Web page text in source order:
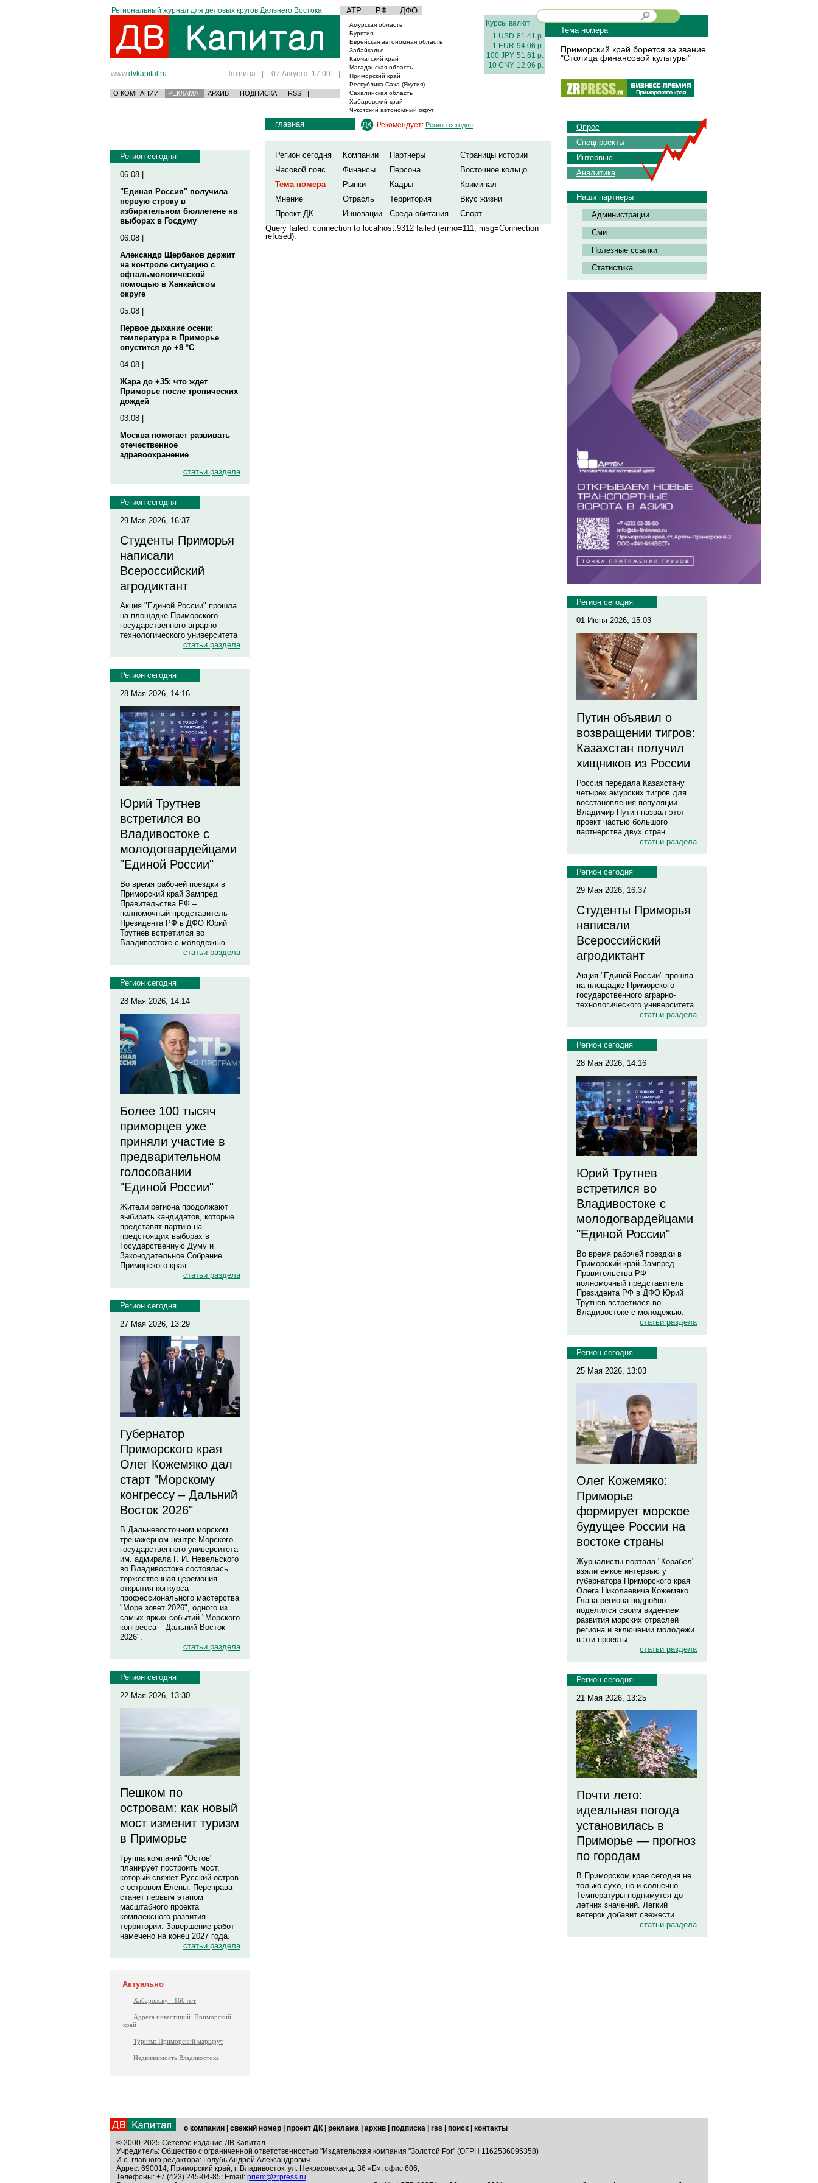
Региональный журнал для деловых кругов Дальнего Востока АТР РФ ДФО
www.dvkapital.ru Пятница | 07 Августа, 17:00 |
О КОМПАНИИ РЕКЛАМА АРХИВ | ПОДПИСКА | RSS |
Амурская область
Бурятия
Еврейская автономная область
Забайкалье
Камчатский край
Магаданская область
Приморский край
Республика Саха (Якутия)
Сахалинская область
Хабаровский край
Чукотский автономный округ
Курсы валют
1 USD 81.41 р.
1 EUR 94.06 р.
100 JPY 51.61 р.
10 CNY 12.06 р.
Тема номера
Приморский край борется за звание
"Столица финансовой культуры"
Регион сегодня
06.08 |
"Единая Россия" получила
первую строку в
избирательном бюллетене на
выборах в Госдуму
06.08 |
Александр Щербаков держит
на контроле ситуацию с
офтальмологической
помощью в Ханкайском
округе
05.08 |
Первое дыхание осени:
температура в Приморье
опустится до +8 °C
04.08 |
Жара до +35: что ждет
Приморье после тропических
дождей
03.08 |
Москва помогает развивать
отечественное
здравоохранение
статьи раздела
Регион сегодня
29 Мая 2026, 16:37
Студенты Приморья
написали
Всероссийский
агродиктант
Акция "Единой России" прошла
на площадке Приморского
государственного аграрно-
технологического университета
статьи раздела
Регион сегодня
28 Мая 2026, 14:16
Юрий Трутнев
встретился во
Владивостоке с
молодогвардейцами
"Единой России"
Во время рабочей поездки в
Приморский край Зампред
Правительства РФ –
полномочный представитель
Президента РФ в ДФО Юрий
Трутнев встретился во
Владивостоке с молодежью.
статьи раздела
Регион сегодня
28 Мая 2026, 14:14
Более 100 тысяч
приморцев уже
приняли участие в
предварительном
голосовании
"Единой России"
Жители региона продолжают
выбирать кандидатов, которые
представят партию на
предстоящих выборах в
Государственную Думу и
Законодательное Собрание
Приморского края.
статьи раздела
Регион сегодня
27 Мая 2026, 13:29
Губернатор
Приморского края
Олег Кожемяко дал
старт "Морскому
конгрессу – Дальний
Восток 2026"
В Дальневосточном морском
тренажерном центре Морского
государственного университета
им. адмирала Г. И. Невельского
во Владивостоке состоялась
торжественная церемония
открытия конкурса
профессионального мастерства
"Море зовет 2026", одного из
самых ярких событий "Морского
конгресса – Дальний Восток
2026".
статьи раздела
Регион сегодня
22 Мая 2026, 13:30
Пешком по
островам: как новый
мост изменит туризм
в Приморье
Группа компаний "Остов"
планирует построить мост,
который свяжет Русский остров
с островом Елены. Переправа
станет первым этапом
масштабного проекта
комплексного развития
территории. Завершение работ
намечено на конец 2027 года.
статьи раздела
Актуально
Хабаровску - 160 лет
Адреса инвестиций. Приморский
край
Туризм: Приморский маршрут
Недвижимость Владивостока
главная Рекомендует: Регион сегодня
Регион сегодня Компании Партнеры
Страницы истории
Часовой пояс
Финансы Персона
Восточное кольцо
Тема номера
Рынки Кадры
Криминал
Мнение
Отрасль Территория
Вкус жизни
Проект ДК
Инновации Среда обитания
Спорт
Query failed: connection to localhost:9312 failed (errno=111, msg=Connection
refused).
Опрос
Спецпроекты
Интервью
Аналитика
Наши партнеры
Администрации
Сми
Полезные ссылки
Статистика
Регион сегодня
01 Июня 2026, 15:03
Путин объявил о
возвращении тигров:
Казахстан получил
хищников из России
Россия передала Казахстану
четырех амурских тигров для
восстановления популяции.
Владимир Путин назвал этот
проект частью большого
партнерства двух стран.
статьи раздела
Регион сегодня
29 Мая 2026, 16:37
Студенты Приморья
написали
Всероссийский
агродиктант
Акция "Единой России" прошла
на площадке Приморского
государственного аграрно-
технологического университета
статьи раздела
Регион сегодня
28 Мая 2026, 14:16
Юрий Трутнев
встретился во
Владивостоке с
молодогвардейцами
"Единой России"
Во время рабочей поездки в
Приморский край Зампред
Правительства РФ –
полномочный представитель
Президента РФ в ДФО Юрий
Трутнев встретился во
Владивостоке с молодежью.
статьи раздела
Регион сегодня
25 Мая 2026, 13:03
Олег Кожемяко:
Приморье
формирует морское
будущее России на
востоке страны
Журналисты портала "Корабел"
взяли емкое интервью у
губернатора Приморского края
Олега Николаевича Кожемяко
Глава региона подробно
поделился своим видением
развития морских отраслей
региона и включении молодежи
в эти проекты.
статьи раздела
Регион сегодня
21 Мая 2026, 13:25
Почти лето:
идеальная погода
установилась в
Приморье — прогноз
по городам
В Приморском крае сегодня не
только сухо, но и солнечно.
Температуры поднимутся до
летних значений. Легкий
ветерок добавит свежести.
статьи раздела
о компании свежий номер проект ДК реклама архив подписка rss поиск
контакты
© 2000-2025 Сетевое издание ДВ Капитал
Учредитель: Общество с ограниченной ответственностью "Издательская компания "Золотой Рог" (ОГРН 1162536095358)
И.о. главного редактора: Голубь Андрей Александрович
Адрес: 690014, Приморский край, г. Владивосток, ул. Некрасовская д. 36 «Б», офис 606;
Телефоны: +7 (423) 245-04-85; Email: priem@zrpress.ru